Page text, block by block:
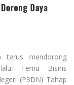
Daya
terus mendorong
Temu Bisnis
(P3DN) Tahap